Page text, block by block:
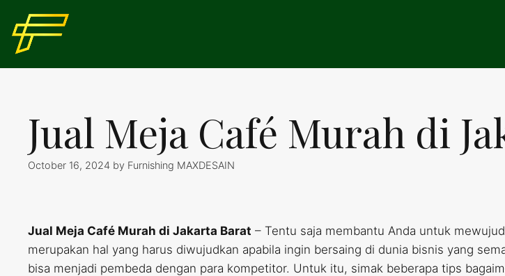
content
Jual Meja Café Murah di
October 16, 2024 by Furnishing MAXDESAIN
Jual Meja Café Murah di Jakarta Barat – Tentu saja membantu Anda untuk
merupakan hal yang harus diwujudkan apabila ingin bersaing di dunia bisnis yang
bisa menjadi pembeda dengan para kompetitor. Untuk itu, simak beberapa tips